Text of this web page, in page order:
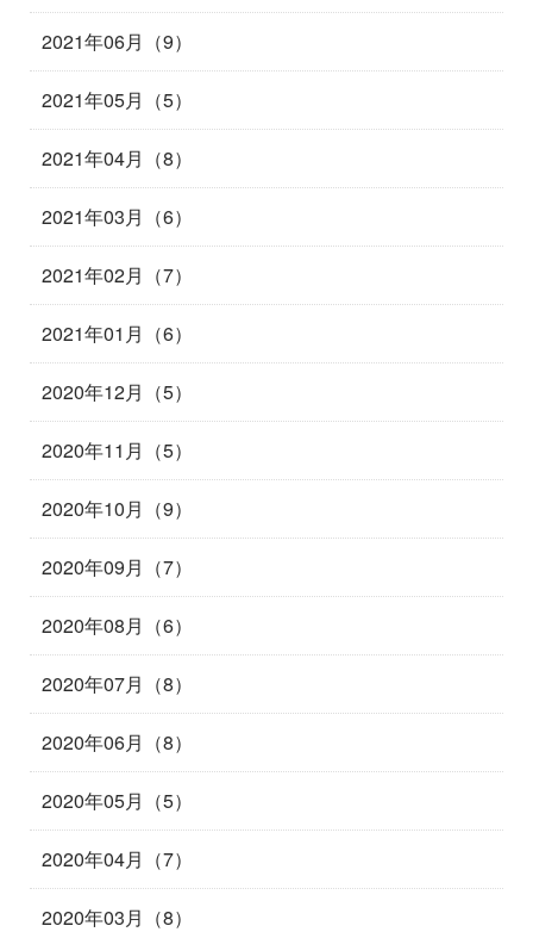
2021年06月（9）
2021年05月（5）
2021年04月（8）
2021年03月（6）
2021年02月（7）
2021年01月（6）
2020年12月（5）
2020年11月（5）
2020年10月（9）
2020年09月（7）
2020年08月（6）
2020年07月（8）
2020年06月（8）
2020年05月（5）
2020年04月（7）
2020年03月（8）